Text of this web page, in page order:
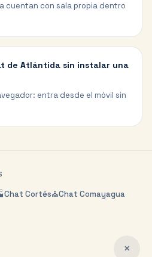
cuentan con sala propia dentro
de Atlántida sin instalar una
entra desde el móvil sin
Chat Cortés⛪Chat Comayagua
✕